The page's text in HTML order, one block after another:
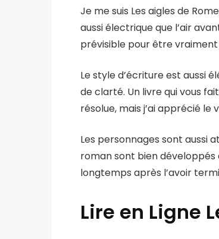
Je me suis Les aigles de
aussi électrique que l’air
prévisible pour être
Le style d’écriture est aussi
de clarté. Un livre qui vous
résolue, mais j’ai apprécié le
Les personnages sont aussi
roman sont bien développés
longtemps après l’avoir
Lire en Ligne